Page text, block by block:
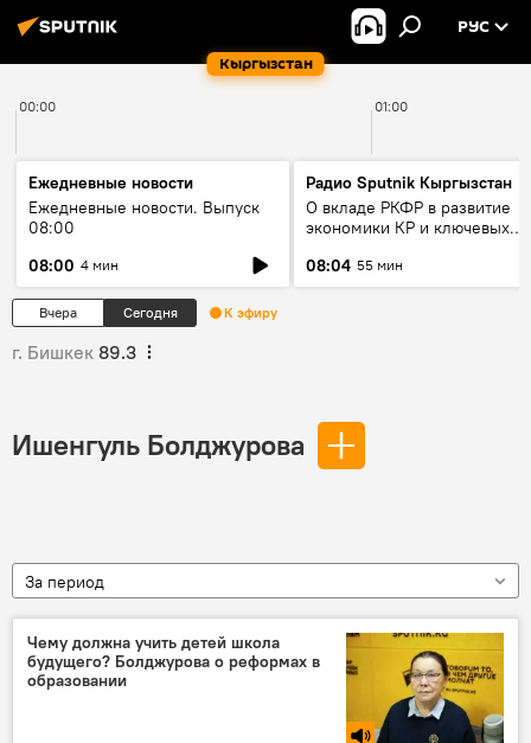
Кыргызстан
РУС
00:00 01:00
Ежедневные новости
Ежедневные новости. Выпуск
08:00
08:00 4 мин
Радио Sputnik Кыргызстан
О вкладе РКФР в развитие
экономики КР и ключевых
08:04 55 мин
Вчера Сегодня К эфиру
г. Бишкек 89.3
Ишенгуль Болджурова
За период
Чему должна учить детей школа
будущего? Болджурова о реформах в
образовании